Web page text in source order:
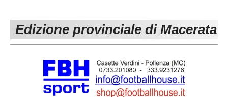
Carica la tua Rosa
1^ CATEGORIA
3^ CATEGORIA
GIOVANILI
Edizione provinciale di Macerata